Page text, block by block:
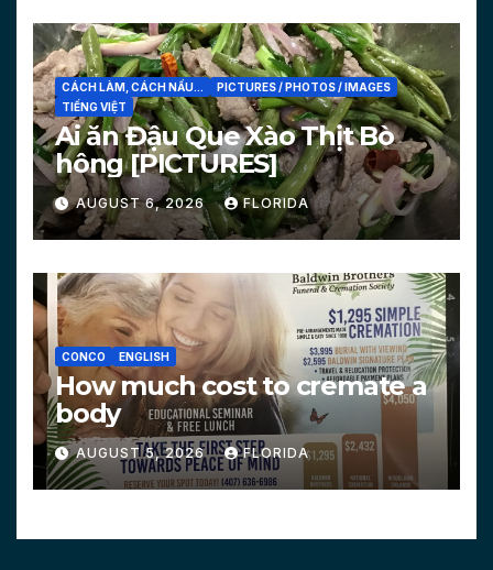
CÁCH LÀM, CÁCH NẤU...
PICTURES / PHOTOS / IMAGES
TIẾNG VIỆT
Ai ăn Đậu Que Xào Thịt Bò
hông [PICTURES]
AUGUST 6, 2026 FLORIDA
CONCO ENGLISH
How much cost to cremate a
body
AUGUST 5, 2026 FLORIDA